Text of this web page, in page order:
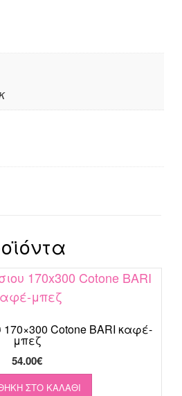
170×300 Cotone BARI καφέ-
μπεζ
54.00€
ΣΤΟ ΚΑΛΆΘΙ